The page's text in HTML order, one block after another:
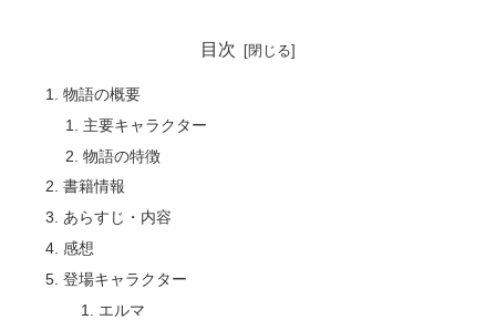
目次
物語の概要
主要キャラクター
物語の特徴
書籍情報
あらすじ・内容
感想
登場キャラクター
エルマ